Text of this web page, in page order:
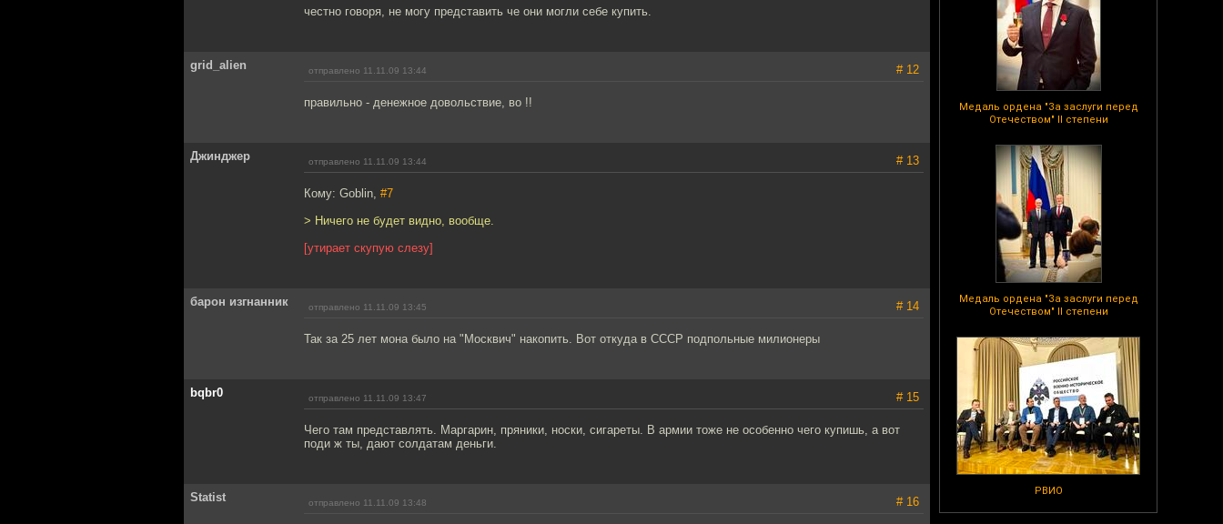
Медаль ордена "За заслуги перед
Отечеством" II степени
Медаль ордена "За заслуги перед
Отечеством" II степени
РВИО
честно говоря, не могу представить че они могли себе купить.
grid_alien отправлено 11.11.09 13:44 # 12
правильно - денежное довольствие, во !!
Джинджер отправлено 11.11.09 13:44 # 13
Кому: Goblin, #7
> Ничего не будет видно, вообще.
[утирает скупую слезу]
барон изгнанник отправлено 11.11.09 13:45 # 14
Так за 25 лет мона было на "Москвич" накопить. Вот откуда в СССР подпольные милионеры
bqbr0 отправлено 11.11.09 13:47 # 15
Чего там представлять. Маргарин, пряники, носки, сигареты. В армии тоже не особенно чего купишь, а вот
поди ж ты, дают солдатам деньги.
Statist отправлено 11.11.09 13:48 # 16